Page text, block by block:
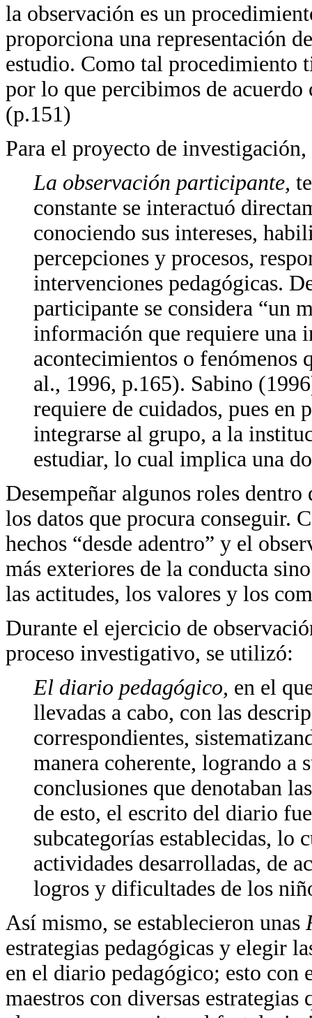
la observación es un
proporciona una representación
estudio. Como tal procedimiento
por lo que percibimos de acuerdo
(p.151)
Para el proyecto de
La observación participante,
constante se interactuó
conociendo sus intereses,
percepciones y procesos,
intervenciones pedagógicas.
participante se considera “un
información que requiere una
acontecimientos o fenómenos
al., 1996, p.165). Sabino
requiere de cuidados, pues en
integrarse al grupo, a la
estudiar, lo cual implica una
Desempeñar algunos roles
los datos que procura conseguir.
hechos “desde adentro” y el
más exteriores de la conducta
las actitudes, los valores y los
Durante el ejercicio de
proceso investigativo, se utilizó:
El diario pedagógico, en el
llevadas a cabo, con las
correspondientes,
manera coherente, logrando a
conclusiones que denotaban
de esto, el escrito del diario
subcategorías establecidas,
actividades desarrolladas, de
logros y dificultades de los
Así mismo, se establecieron unas
estrategias pedagógicas y elegir
en el diario pedagógico; esto
maestros con diversas estrategias